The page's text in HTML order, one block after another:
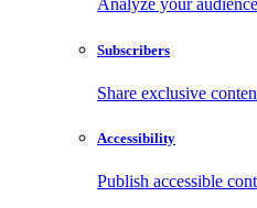
Analyze your
Subscribers
Share exclusive
Accessibility
Publish accessible